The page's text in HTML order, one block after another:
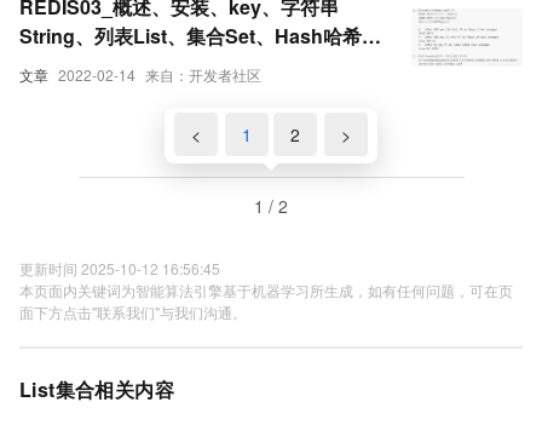
文章 2022-02-14 来自：开发者社区
REDIS03_概述、安装、key、字符串
String、列表List、集合Set、Hash哈希、
Zset有序集合、持久化策略（九）
< 1 2 >
1 / 2
更新时间 2025-10-12 16:56:45
本页面内关键词为智能算法引擎基于机器学习所生成，如有任何问题，可在页
面下方点击"联系我们"与我们沟通。
List集合相关内容